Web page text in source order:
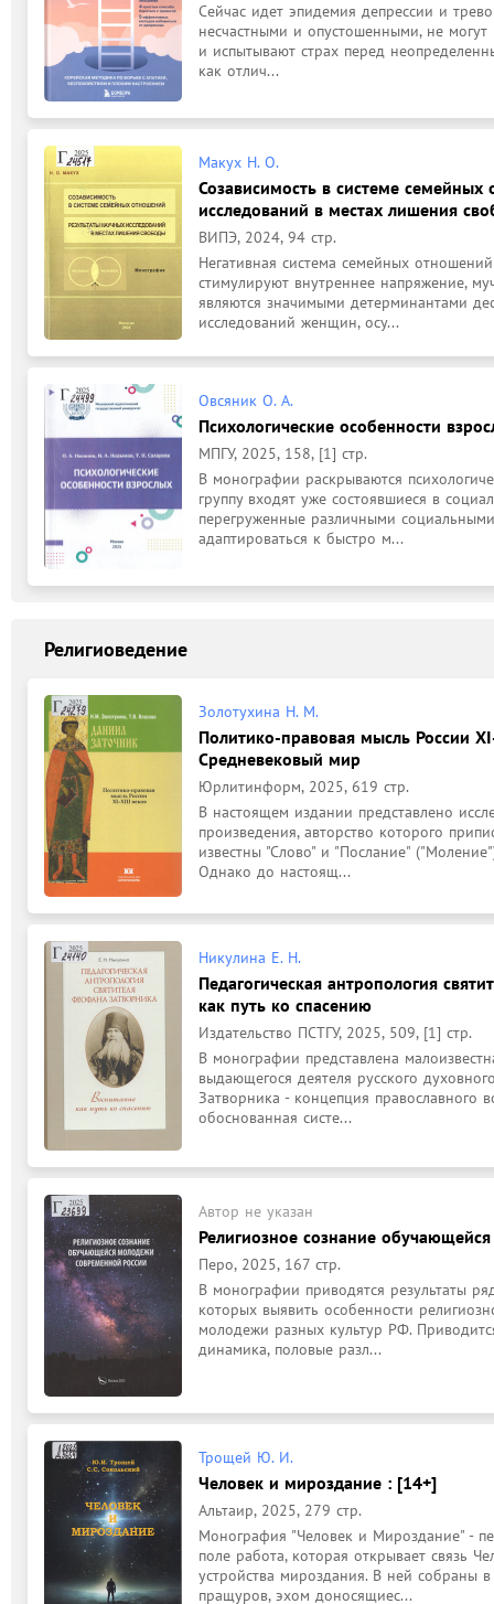
Сейчас идет эпидемия депрессии и
несчастными и опустошенными, не
и испытывают страх перед
как отлич...
Макух Н. О.
Созависимость в системе
исследований в местах лишения
ВИПЭ, 2024, 94 стр.
Негативная система семейных
стимулируют внутреннее напряжение,
являются значимыми детерминантами
исследований женщин, осу...
Овсяник О. А.
Психологические особенности
МПГУ, 2025, 158, [1] стр.
В монографии раскрываются
группу входят уже состоявшиеся в
перегруженные различными
адаптироваться к быстро м...
Религиоведение
Золотухина Н. М.
Политико-правовая мысль России
Средневековый мир
Юрлитинформ, 2025, 619 стр.
В настоящем издании представлено
произведения, авторство которого
известны "Слово" и "Послание"
Однако до настоящ...
Никулина Е. Н.
Педагогическая антропология
как путь ко спасению
Издательство ПСТГУ, 2025, 509, [1] стр.
В монографии представлена
выдающегося деятеля русского
Затворника - концепция православного
обоснованная систе...
Автор не указан
Религиозное сознание
Перо, 2025, 167 стр.
B монографии приводятся результаты
которых выявить особенности
молодежи разных культур РФ.
динамика, половые разл...
Трощей Ю. И.
Человек и мироздание : [14+]
Альтаир, 2025, 279 стр.
Монография "Человек и Мироздание" -
поле работа, которая открывает связь
устройства мироздания. В ней собраны
пращуров, эхом доносящиес...